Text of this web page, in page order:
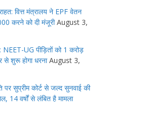
वित्त मंत्रालय ने EPF वेतन
करने को दी मंजूरी August 3,
UG पीड़ितों को 1 करोड़
से शुरू होगा धरना August 3,
सुप्रीम कोर्ट से जल्द सुनवाई की
14 वर्षों से लंबित है मामला